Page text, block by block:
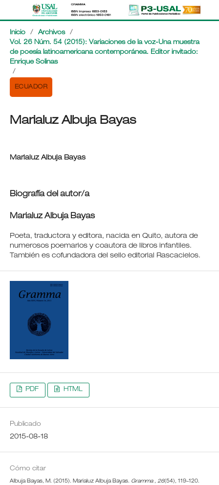
Inicio / Archivos
/
Vol. 26 Núm. 54 (2015): Variaciones de la voz-Una muestra
de poesía latinoamericana contemporánea. Editor invitado:
Enrique Solinas
/
ECUADOR
Marialuz Albuja Bayas
Marialuz Albuja Bayas
Biografía del autor/a
Marialuz Albuja Bayas
Poeta, traductora y editora, nacida en Quito, autora de
numerosos poemarios y coautora de libros infantiles.
También es cofundadora del sello editorial Rascacielos.
PDF HTML
Publicado
2015-08-18
Cómo citar
Albuja Bayas, M. (2015). Marialuz Albuja Bayas. Gramma , 26(54), 119–120.